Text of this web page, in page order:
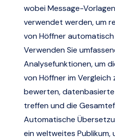
wobei Message-
verwendet werden, um
von Höffner automatisch
Verwenden Sie
Analysefunktionen, um
von Höffner im Vergleich
bewerten,
treffen und die
Automatische
ein weltweites Publikum,